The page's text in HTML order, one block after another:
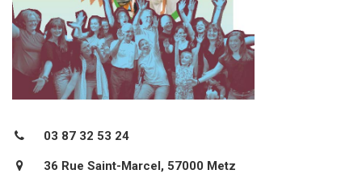
03 87 32 53 24
36 Rue Saint-Marcel, 57000 Metz